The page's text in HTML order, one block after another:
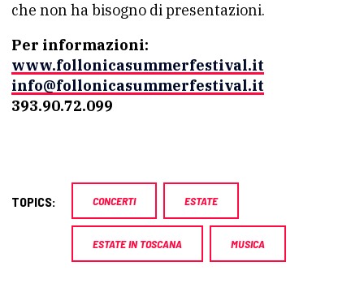
che non ha bisogno di presentazioni.
Per informazioni:
www.follonicasummerfestival.it
info@follonicasummerfestival.it
393.90.72.099
TOPICS: CONCERTI ESTATE
ESTATE IN TOSCANA MUSICA